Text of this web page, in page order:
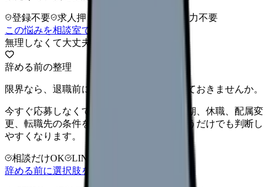
登録不要 求人押し売りなし
病院名は入力不要
この悩みを相談室で整理する
無理しなくて大丈夫
辞める前の整理
限界なら、退職前に次の逃げ道だけ確保しておきませんか。
今すぐ応募しなくても大丈夫です。退職時期、休職、配属変
更、転職先の条件を第三者に整理してもらうだけでも判断し
やすくなります。
相談だけOK LINE相談OK
辞める前に選択肢を確認する